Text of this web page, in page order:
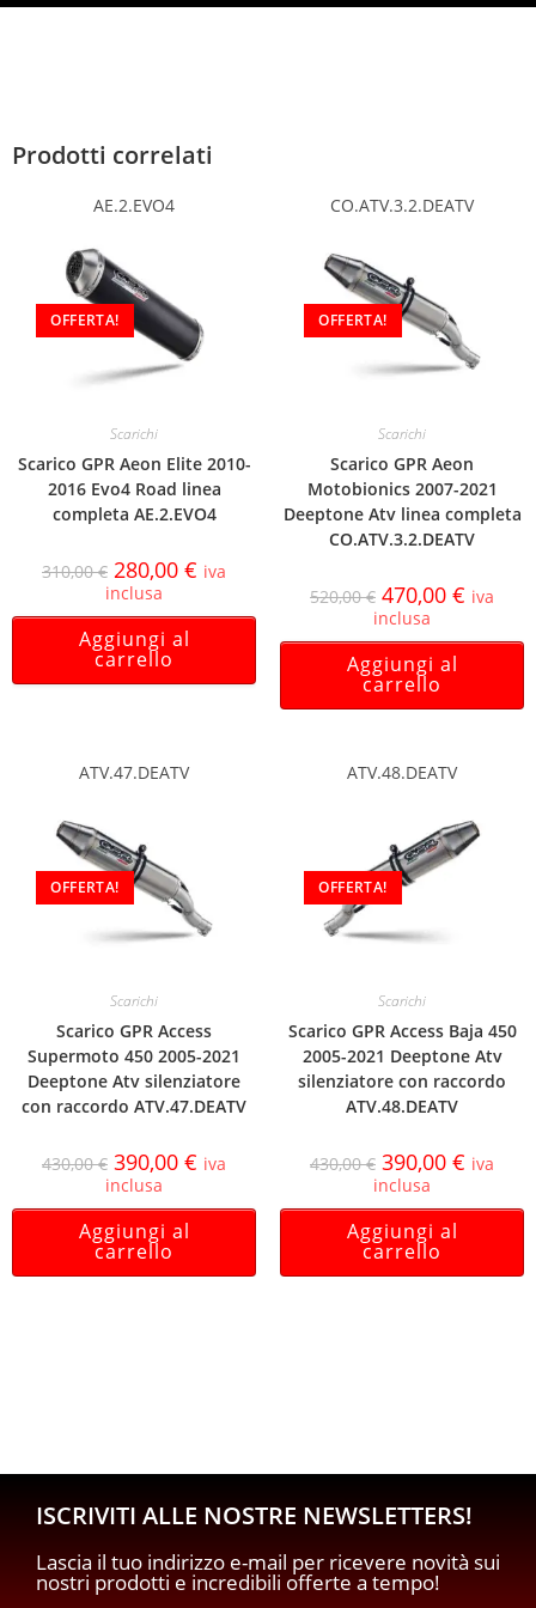
Prodotti correlati
AE.2.EVO4
OFFERTA!
Scarichi
Scarico GPR Aeon Elite 2010-
2016 Evo4 Road linea
completa AE.2.EVO4
310,00€ 280,00 € iva
inclusa
Aggiungi al
carrello
CO.ATV.3.2.DEATV
OFFERTA!
Scarichi
Scarico GPR Aeon
Motobionics 2007-2021
Deeptone Atv linea completa
CO.ATV.3.2.DEATV
520,00€ 470,00 € iva
inclusa
Aggiungi al
carrello
ATV.47.DEATV
OFFERTA!
Scarichi
Scarico GPR Access
Supermoto 450 2005-2021
Deeptone Atv silenziatore
con raccordo ATV.47.DEATV
430,00€ 390,00 € iva
inclusa
Aggiungi al
carrello
ATV.48.DEATV
OFFERTA!
Scarichi
Scarico GPR Access Baja 450
2005-2021 Deeptone Atv
silenziatore con raccordo
ATV.48.DEATV
430,00€ 390,00 € iva
inclusa
Aggiungi al
carrello
ISCRIVITI ALLE NOSTRE NEWSLETTERS!
Lascia il tuo indirizzo e-mail per ricevere novità sui
nostri prodotti e incredibili offerte a tempo!